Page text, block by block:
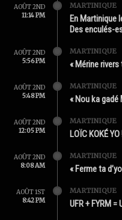
AOÛT 2ND
11:14 PM
MARTINIQUE
En Martinique
Des enculés-
AOÛT 2ND
5:56 PM
MARTINIQUE
« Mérine
AOÛT 2ND
5:48 PM
MARTINIQUE
« Nou ka gadé
AOÛT 2ND
12:05 PM
MARTINIQUE
LOÏC KOKÉ YO
AOÛT 2ND
8:08 AM
MARTINIQUE
« Ferme ta
AOÛT 1ST
8:42 PM
MARTINIQUE
UFR + FYRM =